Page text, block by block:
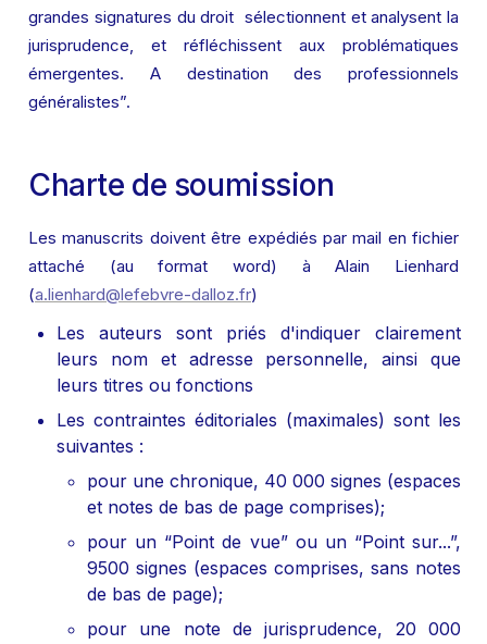
grandes signatures du droit  sélectionnent et analysent la
jurisprudence, et réfléchissent aux problématiques
émergentes. A destination des professionnels
généralistes”.
Charte de soumission
Les manuscrits doivent être expédiés par mail en fichier
attaché (au format word) à Alain Lienhard
(a.lienhard@lefebvre-dalloz.fr)
Les auteurs sont priés d'indiquer clairement
leurs nom et adresse personnelle, ainsi que
leurs titres ou fonctions
Les contraintes éditoriales (maximales) sont les
suivantes :
pour une chronique, 40 000 signes (espaces
et notes de bas de page comprises);
pour un “Point de vue” ou un “Point sur...”,
9500 signes (espaces comprises, sans notes
de bas de page);
pour une note de jurisprudence, 20 000